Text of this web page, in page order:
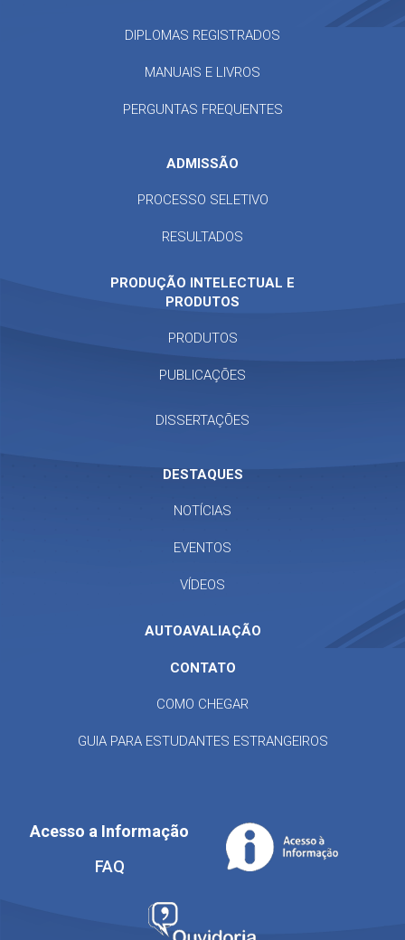
DIPLOMAS REGISTRADOS
MANUAIS E LIVROS
PERGUNTAS FREQUENTES
ADMISSÃO
PROCESSO SELETIVO
RESULTADOS
PRODUÇÃO INTELECTUAL E
PRODUTOS
PRODUTOS
PUBLICAÇÕES
DISSERTAÇÕES
DESTAQUES
NOTÍCIAS
EVENTOS
VÍDEOS
AUTOAVALIAÇÃO
CONTATO
COMO CHEGAR
GUIA PARA ESTUDANTES ESTRANGEIROS
Acesso a Informação
FAQ